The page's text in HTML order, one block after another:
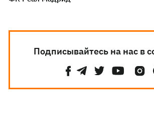
Подписывайтесь на нас в